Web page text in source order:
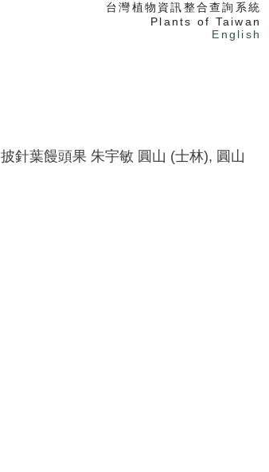
台灣植物資訊整合查詢系統
Plants of Taiwan
English
披針葉饅頭果 朱宇敏 圓山 (士林), 圓山